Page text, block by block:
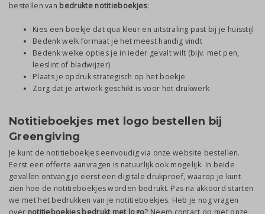
bestellen van bedrukte notitieboekjes:
Kies een boekje dat qua kleur en uitstraling past bij je huisstijl
Bedenk welk formaat je het meest handig vindt
Bedenk welke opties je in ieder gevalt wilt (bijv. met pen,
leeslint of bladwijzer)
Plaats je opdruk strategisch op het boekje
Zorg dat je artwork geschikt is voor het drukwerk
Notitieboekjes met logo bestellen bij
Greengiving
Je kunt de notitieboekjes eenvoudig via onze website bestellen.
Eerst een offerte aanvragen is natuurlijk ook mogelijk. In beide
gevallen ontvang je eerst een digitale drukproef, waarop je kunt
zien hoe de notitieboekjes worden bedrukt. Pas na akkoord starten
we met het bedrukken van je notitieboekjes. Heb je nog vragen